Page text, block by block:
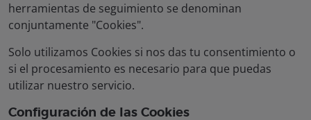
herramientas de seguimiento se denominan
conjuntamente "Cookies".
Solo utilizamos Cookies si nos das tu consentimiento o
si el procesamiento es necesario para que puedas
utilizar nuestro servicio.
Configuración de las Cookies